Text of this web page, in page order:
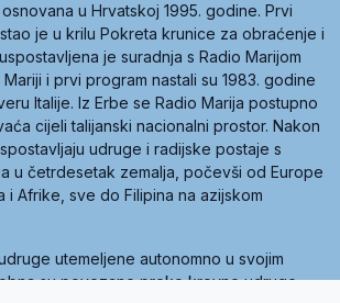
u Hrvatskoj 1995. godine. Prvi
je u krilu Pokreta krunice za obraćenje i
je suradnja s Radio Marijom
i prvi program nastali su 1983. godine
Italije. Iz Erbe se Radio Marija postupno
cijeli talijanski nacionalni prostor. Nakon
udruge i radijske postaje s
u četrdesetak zemalja, počevši od Europe
i Afrike, sve do Filipina na azijskom
utemeljene autonomno u svojim
su povezane preko krovne udruge